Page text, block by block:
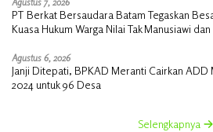
PT Berkat Bersaudara Batam Tegaskan
Kuasa Hukum Warga Nilai Tak Manusiawi
Agustus 6, 2026
Janji Ditepati, BPKAD Meranti Cairkan ADD
2024 untuk 96 Desa
Selengkapnya